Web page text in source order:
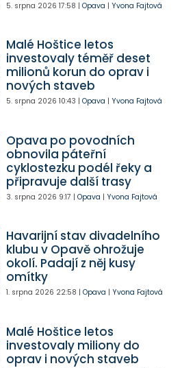
5. srpna 2026 17:58 | Opava | Yvona Fajtová
Malé Hoštice letos
investovaly téměř deset
milionů korun do oprav i
nových staveb
5. srpna 2026 10:43 | Opava | Yvona Fajtová
Opava po povodních
obnovila páteřní
cyklostezku podél řeky a
připravuje další trasy
3. srpna 2026 9:17 | Opava | Yvona Fajtová
Havarijní stav divadelního
klubu v Opavě ohrožuje
okolí. Padají z něj kusy
omítky
1. srpna 2026 22:58 | Opava | Yvona Fajtová
Malé Hoštice letos
investovaly miliony do
oprav i nových staveb